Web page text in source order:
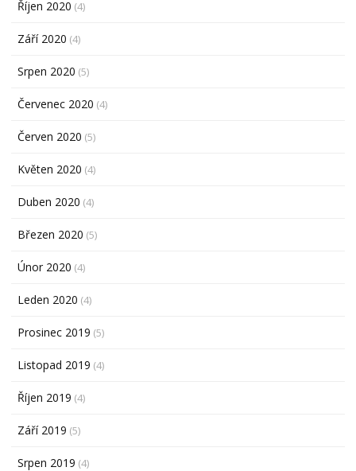
Říjen 2020 (4)
Září 2020 (4)
Srpen 2020 (5)
Červenec 2020 (4)
Červen 2020 (5)
Květen 2020 (4)
Duben 2020 (4)
Březen 2020 (5)
Únor 2020 (4)
Leden 2020 (4)
Prosinec 2019 (5)
Listopad 2019 (4)
Říjen 2019 (4)
Září 2019 (5)
Srpen 2019 (4)